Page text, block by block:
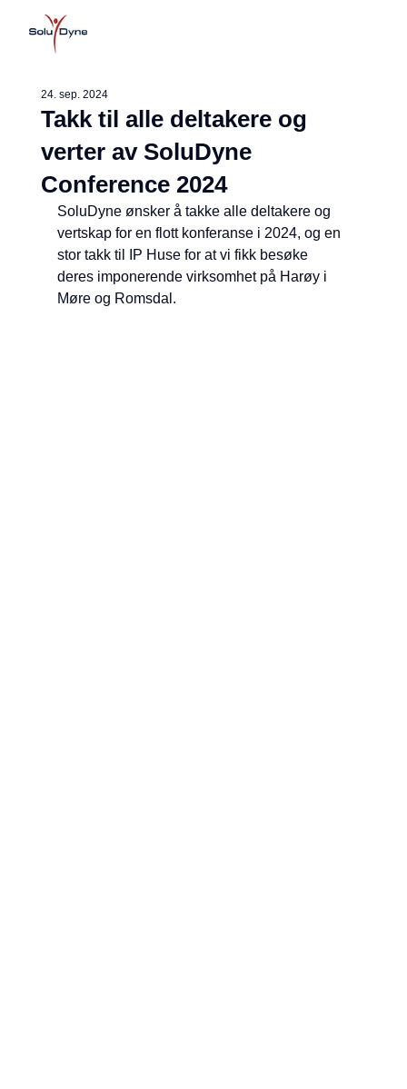
Takk til alle deltakere og
verter av SoluDyne
Conference 2024
24. sep. 2024
SoluDyne ønsker å takke alle deltakere og
vertskap for en flott konferanse i 2024, og en
stor takk til IP Huse for at vi fikk besøke
deres imponerende virksomhet på Harøy i
Møre og Romsdal.